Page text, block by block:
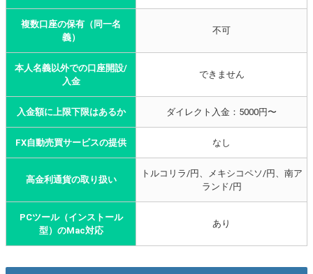
複数口座の保有（同一名
義）
不可
本人名義以外での口座開設/
入金
できません
入金額に上限下限はあるか ダイレクト入金：5000円〜
FX自動売買サービスの提供 なし
高金利通貨の取り扱い
トルコリラ/円、メキシコペソ/円、南ア
ランド/円
PCツール（インストール
型）のMac対応
あり